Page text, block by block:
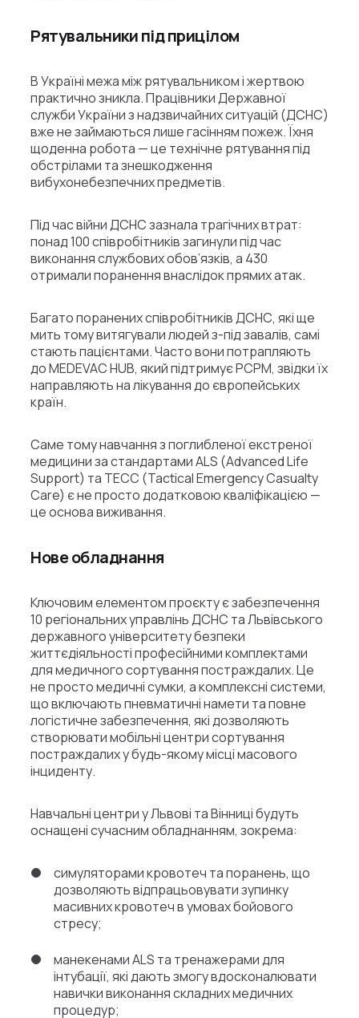
Рятувальники під прицілом
В Україні межа між рятувальником і жертвою
практично зникла. Працівники Державної
служби України з надзвичайних ситуацій (ДСНС)
вже не займаються лише гасінням пожеж. Їхня
щоденна робота — це технічне рятування під
обстрілами та знешкодження
вибухонебезпечних предметів.
Під час війни ДСНС зазнала трагічних втрат:
понад 100 співробітників загинули під час
виконання службових обов’язків, а 430
отримали поранення внаслідок прямих атак.
Багато поранених співробітників ДСНС, які ще
мить тому витягували людей з-під завалів, самі
стають пацієнтами. Часто вони потрапляють
до MEDEVAC HUB, який підтримує PCPM, звідки їх
направляють на лікування до європейських
країн.
Саме тому навчання з поглибленої екстреної
медицини за стандартами ALS (Advanced Life
Support) та TECC (Tactical Emergency Casualty
Care) є не просто додатковою кваліфікацією —
це основа виживання.
Нове обладнання
Ключовим елементом проєкту є забезпечення
10 регіональних управлінь ДСНС та Львівського
державного університету безпеки
життєдіяльності професійними комплектами
для медичного сортування постраждалих. Це
не просто медичні сумки, а комплексні системи,
що включають пневматичні намети та повне
логістичне забезпечення, які дозволяють
створювати мобільні центри сортування
постраждалих у будь-якому місці масового
інциденту.
Навчальні центри у Львові та Вінниці будуть
оснащені сучасним обладнанням, зокрема:
симуляторами кровотеч та поранень, що
дозволяють відпрацьовувати зупинку
масивних кровотеч в умовах бойового
стресу;
манекенами ALS та тренажерами для
інтубації, які дають змогу вдосконалювати
навички виконання складних медичних
процедур;